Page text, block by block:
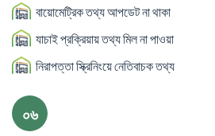
বায়োমেট্রিক তথ্য আপডেট না থাকা
যাচাই প্রক্রিয়ায় তথ্য মিল না পাওয়া
নিরাপত্তা স্ক্রিনিংয়ে নেতিবাচক তথ্য
০৬